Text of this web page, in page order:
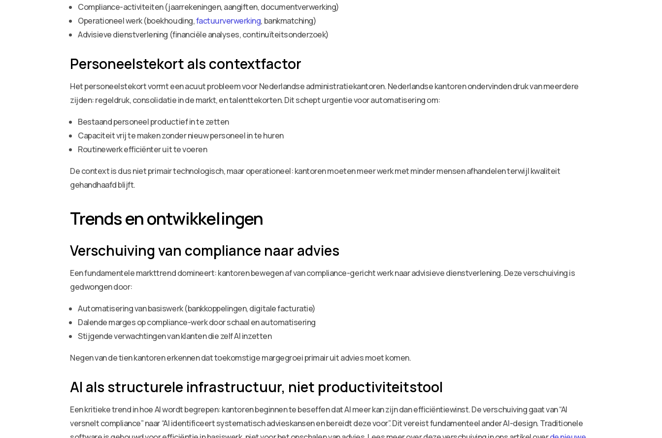
Compliance-activiteiten (jaarrekeningen, aangiften, documentverwerking)
Operationeel werk (boekhouding,factuurverwerking, bankmatching)
Advisieve dienstverlening (financiële analyses, continuïteitsonderzoek)
Personeelstekort als contextfactor
Het personeelstekort vormt een acuut probleem voor Nederlandse administratiekantoren. Nederlandse kantoren ondervinden druk van meerdere
zijden: regeldruk, consolidatie in de markt, en talenttekorten. Dit schept urgentie voor automatisering om:
Bestaand personeel productief in te zetten
Capaciteit vrij te maken zonder nieuw personeel in te huren
Routinewerk efficiënter uit te voeren
De context is dus niet primair technologisch, maar operationeel: kantoren moeten meer werk met minder mensen afhandelen terwijl kwaliteit
gehandhaafd blijft.
Trends en ontwikkelingen
Verschuiving van compliance naar advies
Een fundamentele markttrend domineert: kantoren bewegen af van compliance-gericht werk naar advisieve dienstverlening. Deze verschuiving is
gedwongen door:
Automatisering van basiswerk (bankkoppelingen, digitale facturatie)
Dalende marges op compliance-werk door schaal en automatisering
Stijgende verwachtingen van klanten die zelf AI inzetten
Negen van de tien kantoren erkennen dat toekomstige margegroei primair uit advies moet komen.
AI als structurele infrastructuur, niet productiviteitstool
Een kritieke trend in hoe AI wordt begrepen: kantoren beginnen te beseffen dat AI meer kan zijn dan efficiëntiewinst. De verschuiving gaat van “AI
versnelt compliance” naar “AI identificeert systematisch advieskansen en bereidt deze voor”. Dit vereist fundamenteel ander AI-design. Traditionele